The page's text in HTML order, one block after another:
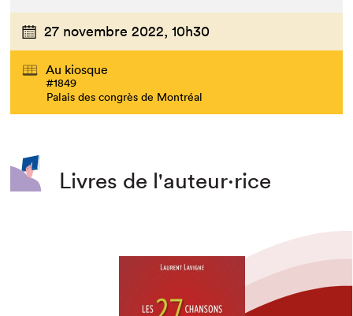
27 novembre 2022, 10h30
Au kiosque
#1849
Palais des congrès de Montréal
Livres de l'auteur·rice